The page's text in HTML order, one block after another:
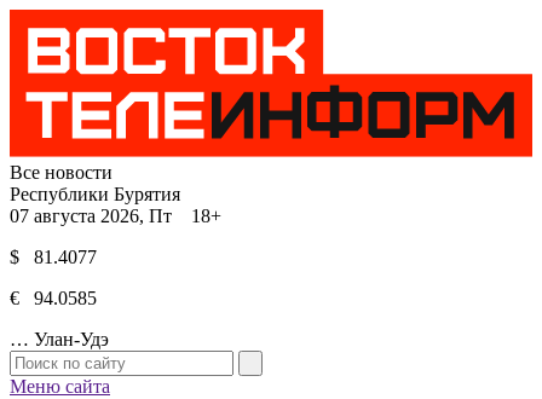
Все новости
Республики Бурятия
07 августа 2026, Пт 18+
$ 81.4077
€ 94.0585
… Улан-Удэ
Меню сайта